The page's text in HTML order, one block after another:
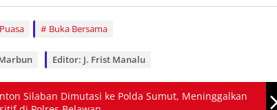
Buka Bersama
Editor: J. Frist Manalu
Silaban Dimutasi ke Polda Sumut, Meninggalkan